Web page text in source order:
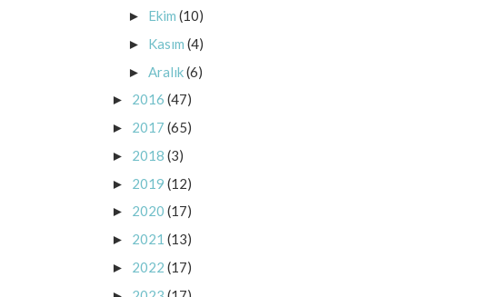
► Ekim (10)
► Kasım (4)
► Aralık(6)
► 2016 (47)
► 2017 (65)
► 2018 (3)
► 2019 (12)
► 2020 (17)
► 2021 (13)
► 2022 (17)